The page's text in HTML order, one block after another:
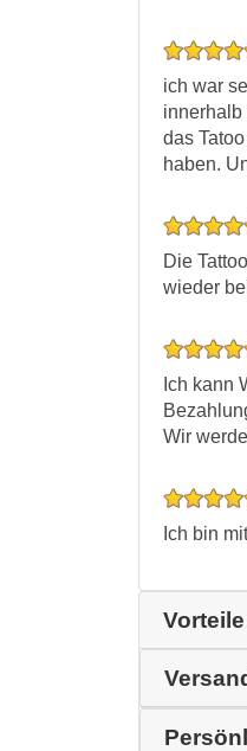
ich war
innerhalb
das
haben.
Die
wieder
Ich kann
Wir
Ich bin